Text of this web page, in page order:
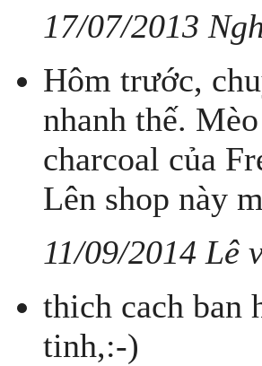
17/07/2013
Hôm trước,
nhanh thế.
charcoal của
Lên shop này
11/09/2014 Lê
thich cach ban
tinh,:-)